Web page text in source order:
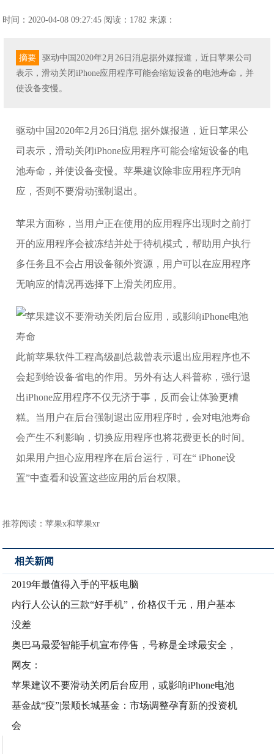
时间：2020-04-08 09:27:45 阅读：1782 来源：
摘要
驱动中国2020年2月26日消息据外媒报道，近日苹果公司
表示，滑动关闭iPhone应用程序可能会缩短设备的电池寿命，并
使设备变慢。
驱动中国2020年2月26日消息 据外媒报道，近日苹果公
司表示，滑动关闭iPhone应用程序可能会缩短设备的电
池寿命，并使设备变慢。苹果建议除非应用程序无响
应，否则不要滑动强制退出。
苹果方面称，当用户正在使用的应用程序出现时之前打
开的应用程序会被冻结并处于待机模式，帮助用户执行
多任务且不会占用设备额外资源，用户可以在应用程序
无响应的情况再选择下上滑关闭应用。
此前苹果软件工程高级副总裁曾表示退出应用程序也不
会起到给设备省电的作用。另外有达人科普称，强行退
出iPhone应用程序不仅无济于事，反而会让体验更糟
糕。当用户在后台强制退出应用程序时，会对电池寿命
会产生不利影响，切换应用程序也将花费更长的时间。
如果用户担心应用程序在后台运行，可在“ iPhone设
置”中查看和设置这些应用的后台权限。
推荐阅读：苹果x和苹果xr
相关新闻
2019年最值得入手的平板电脑
内行人公认的三款“好手机”，价格仅千元，用户基本
没差
奥巴马最爱智能手机宣布停售，号称是全球最安全，
网友：
苹果建议不要滑动关闭后台应用，或影响iPhone电池
基金战“疫”|景顺长城基金：市场调整孕育新的投资机
会